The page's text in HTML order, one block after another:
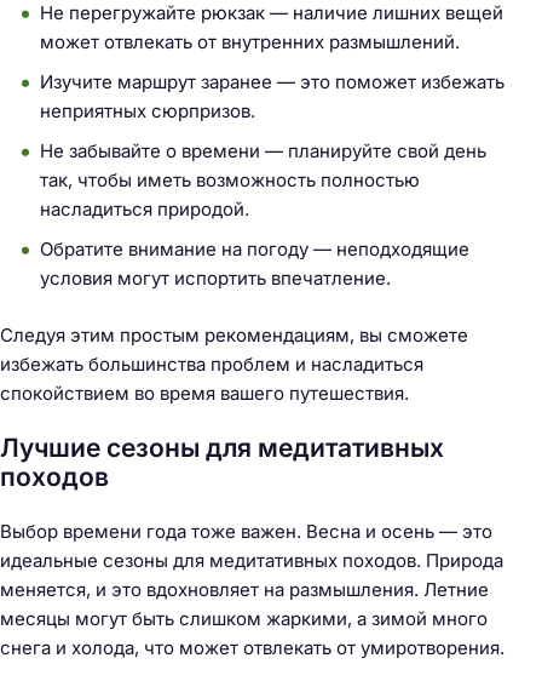
Не перегружайте рюкзак — наличие лишних вещей
может отвлекать от внутренних размышлений.
Изучите маршрут заранее — это поможет избежать
неприятных сюрпризов.
Не забывайте о времени — планируйте свой день
так, чтобы иметь возможность полностью
насладиться природой.
Обратите внимание на погоду — неподходящие
условия могут испортить впечатление.
Следуя этим простым рекомендациям, вы сможете
избежать большинства проблем и насладиться
спокойствием во время вашего путешествия.
Лучшие сезоны для медитативных
походов
Выбор времени года тоже важен. Весна и осень — это
идеальные сезоны для медитативных походов. Природа
меняется, и это вдохновляет на размышления. Летние
месяцы могут быть слишком жаркими, а зимой много
снега и холода, что может отвлекать от умиротворения.